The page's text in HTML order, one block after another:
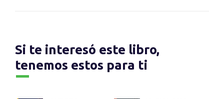
Si te interesó este libro,
tenemos estos para ti